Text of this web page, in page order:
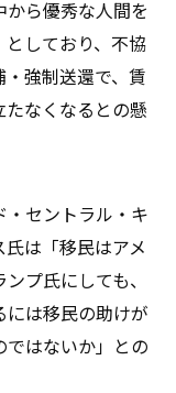
ら優秀な人間を
しており、不協
強制送還で、賃
なくなるとの懸
セントラル・キ
は「移民はアメ
プ氏にしても、
は移民の助けが
はないか」との